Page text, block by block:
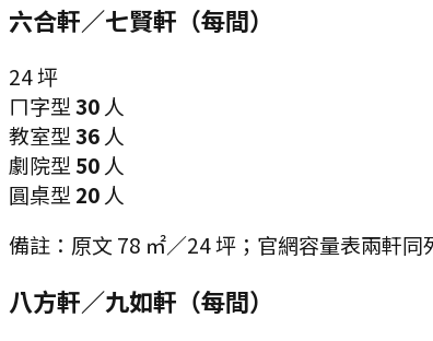
六合軒／七賢軒（每間）
24坪
ㄇ字型 30 人
教室型 36 人
劇院型 50 人
圓桌型 20 人
備註： 原文 78 ㎡／24 坪；官網容量表兩軒
八方軒／九如軒（每間）